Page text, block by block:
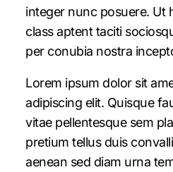
integer nunc posuere. Ut
class aptent taciti
per conubia nostra
Lorem ipsum dolor sit
adipiscing elit. Quisque
vitae pellentesque sem
pretium tellus duis
aenean sed diam urna